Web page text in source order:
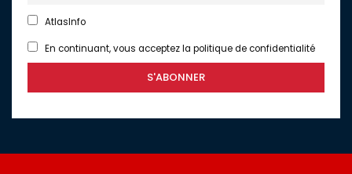
AtlasInfo
En continuant, vous acceptez la politique de confidentialité